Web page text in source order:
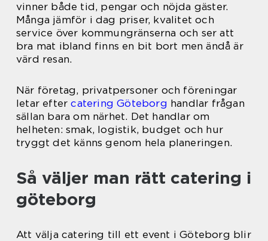
vinner både tid, pengar och nöjda gäster.
Många jämför i dag priser, kvalitet och
service över kommungränserna och ser att
bra mat ibland finns en bit bort men ändå är
värd resan.
När företag, privatpersoner och föreningar
letar eftercatering Göteborg handlar frågan
sällan bara om närhet. Det handlar om
helheten: smak, logistik, budget och hur
tryggt det känns genom hela planeringen.
Så väljer man rätt catering i
göteborg
Att välja catering till ett event i Göteborg blir